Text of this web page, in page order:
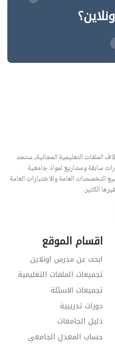
الملفات التعليمية المجانية, ستجد
سابقة ومشاريع لمواد جامعية
التخصصات العامة والاختبارات العامة
اقسام الموقع
ابحث عن مدرس اونلاين
تجميعات الملفات التعليمية
تجميعات الاسئلة
دورات تدريبية
دليل الجامعات
حساب المعدل الجامعي